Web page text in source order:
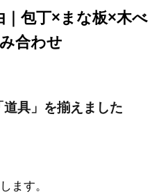
包丁×まな板×木べ
合わせ
具」を揃えました
ます。